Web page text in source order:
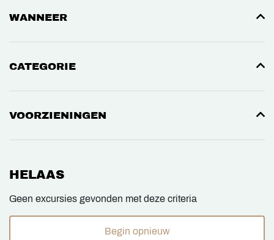
WANNEER
CATEGORIE
VOORZIENINGEN
HELAAS
Geen excursies gevonden met deze criteria
Begin opnieuw